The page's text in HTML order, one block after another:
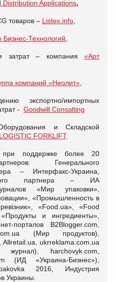
Distribution Applications,
товаров – Listex.info
Бизнес-Технологий
затрат – компания «Арт
компаний «Неолит»
экспортно/импортных
- Goodwill Consalting
и Складской
FORKLIFT.
при поддержке более 20
Генерального
– Интерфакс-Украина,
партнера – ИА
«Мир упаковки»,
«Промышленность в
«Food.ua», «Food
и ингредиенты»,
порталов B2Blogger.com,
(Мир продуктов),
Allretail.ua, ukrreklama.com.ua
журнал), harchovyk.com,
(ИД «Украина-Бизнес»),
2016, Индустрия
Украины.